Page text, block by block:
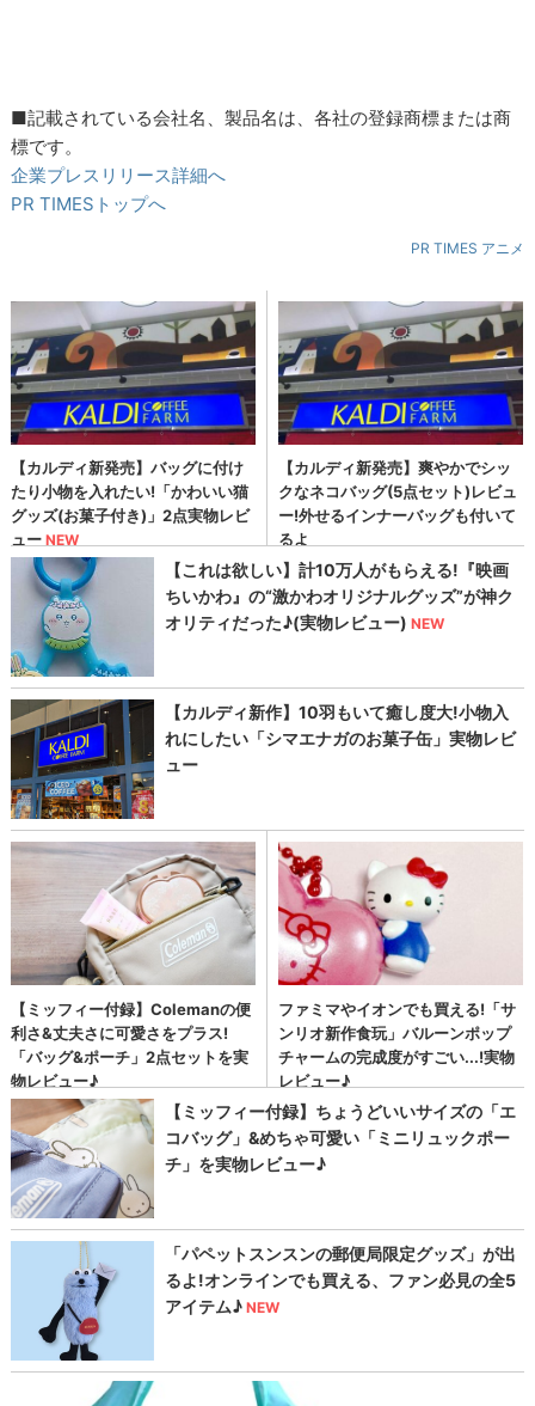
■記載されている会社名、製品名は、各社の登録商標または商
標です。
企業プレスリリース詳細へ
PR TIMESトップへ
PR TIMES アニメ